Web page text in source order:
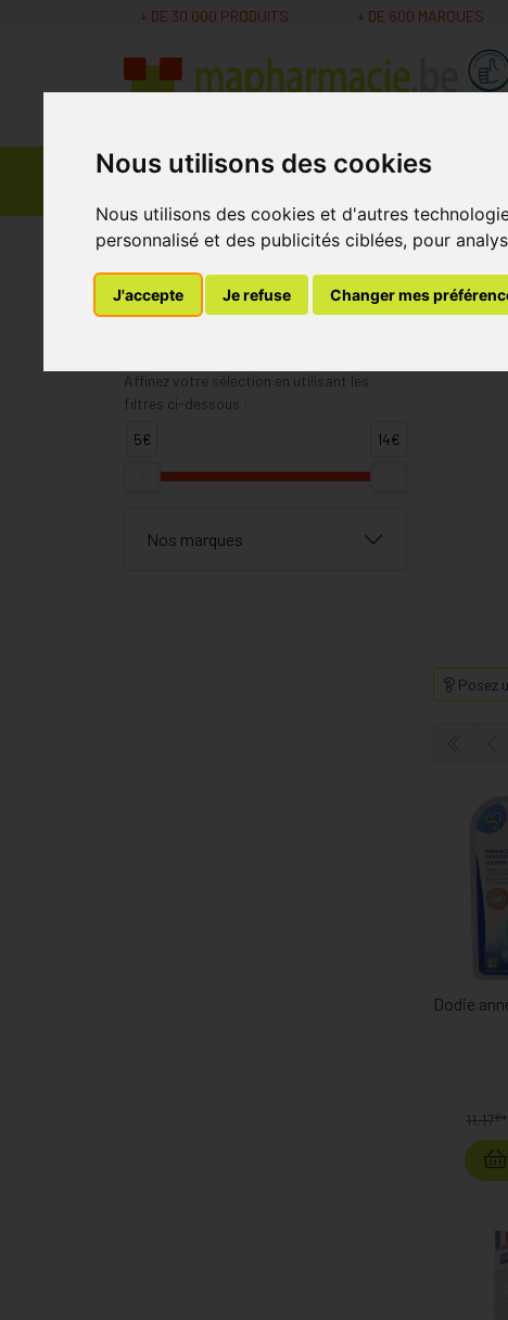
Nous utilisons des cookies
Nous utilisons des cookies et d'autres
personnalisé et des publicités ciblées, pour
J'accepte Je refuse Changer mes
+ DE 30 000 PRODUITS + DE 600 MARQUES
Promos Médicaments
Parapharmacie -
MaPharmacie.be Dodie
Dodie
Posez
Dodie
11,17€*
Affinez votre sélection en utilisant les
filtres ci-dessous :
5€
14€
Nos marques